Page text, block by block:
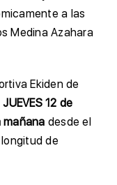
a las
Medina Azahara
Ekiden de
JUEVES 12 de
mañana desde el
de